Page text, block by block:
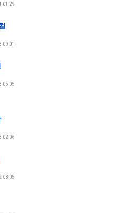
01-29
09-01
05-05
02-06
08-05